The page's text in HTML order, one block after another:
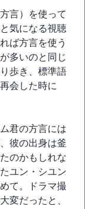
言）を使って
気になる視聴
ば方言を使う
多いのと同じ
歩き、標準語
会した時に
君の方言には
彼の出身は釜
のかもしれな
ユン・シユン
て。ドラマ撮
変だったと、